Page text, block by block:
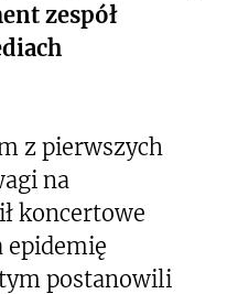
zespół
z pierwszych
na
koncertowe
epidemię
postanowili